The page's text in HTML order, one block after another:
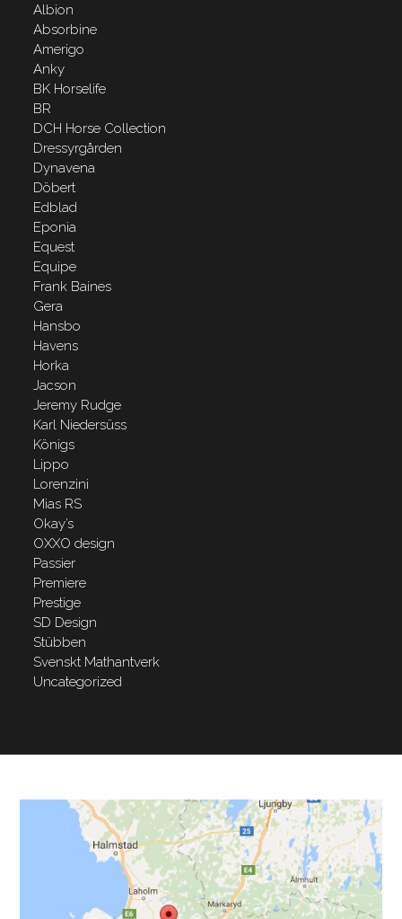
Albion
Absorbine
Amerigo
Anky
BK Horselife
BR
DCH Horse Collection
Dressyrgården
Dynavena
Döbert
Edblad
Eponia
Equest
Equipe
Frank Baines
Gera
Hansbo
Havens
Horka
Jacson
Jeremy Rudge
Karl Niedersüss
Königs
Lippo
Lorenzini
Mias RS
Okay’s
OXXO design
Passier
Premiere
Prestige
SD Design
Stübben
Svenskt Mathantverk
Uncategorized